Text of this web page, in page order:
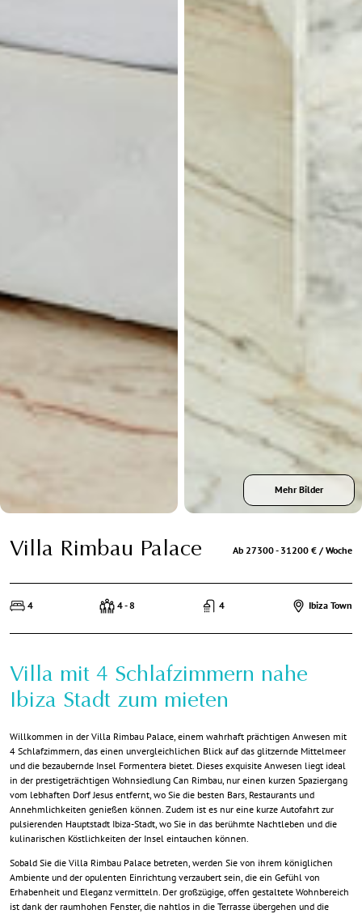
Mehr Bilder
Villa Rimbau Palace
4 4 - 8 4 Ibiza Town
Ab 27300 - 31200 € / Woche
Villa mit 4 Schlafzimmern nahe
Ibiza Stadt zum mieten
Willkommen in der Villa Rimbau Palace, einem wahrhaft prächtigen Anwesen mit
4 Schlafzimmern, das einen unvergleichlichen Blick auf das glitzernde Mittelmeer
und die bezaubernde Insel Formentera bietet. Dieses exquisite Anwesen liegt ideal
in der prestigeträchtigen Wohnsiedlung Can Rimbau, nur einen kurzen Spaziergang
vom lebhaften Dorf Jesus entfernt, wo Sie die besten Bars, Restaurants und
Annehmlichkeiten genießen können. Zudem ist es nur eine kurze Autofahrt zur
pulsierenden Hauptstadt Ibiza-Stadt, wo Sie in das berühmte Nachtleben und die
kulinarischen Köstlichkeiten der Insel eintauchen können.
Sobald Sie die Villa Rimbau Palace betreten, werden Sie von ihrem königlichen
Ambiente und der opulenten Einrichtung verzaubert sein, die ein Gefühl von
Erhabenheit und Eleganz vermitteln. Der großzügige, offen gestaltete Wohnbereich
ist dank der raumhohen Fenster, die nahtlos in die Terrasse übergehen und die